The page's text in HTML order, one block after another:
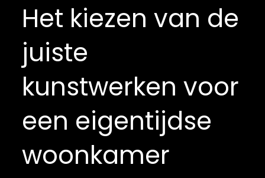
Het kiezen van de
juiste
kunstwerken voor
een eigentijdse
woonkamer